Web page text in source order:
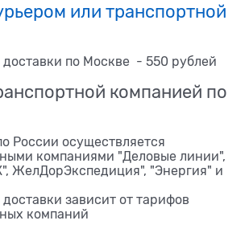
или транспортной
доставки по Москве - 550 рублей
компанией по
России осуществляется
компаниями "Деловые линии",
ЖелДорЭкспедиция", "Энергия" и
зависит от тарифов
компаний